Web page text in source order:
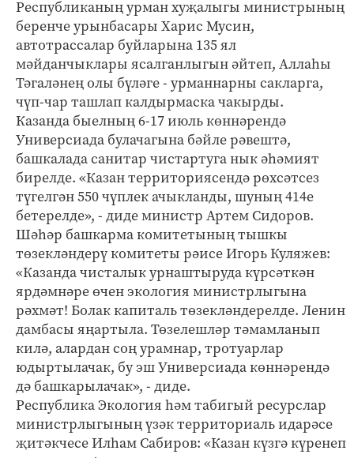
Республиканың урман хуҗалыгы министрының
беренче урынбасары Харис Мусин,
автотрассалар буйларына 135 ял
мәйданчыклары ясалганлыгын әйтеп, Аллаһы
Тәгаләнең олы бүләге - урманнарны сакларга,
чүп-чар ташлап калдырмаска чакырды.
Казанда быелның 6-17 июль көннәрендә
Универсиада булачагына бәйле рәвештә,
башкалада санитар чистартуга нык әһәмият
бирелде. «Казан территориясендә рөхсәтсез
түгелгән 550 чүплек ачыкланды, шуның 414е
бетерелде», - диде министр Артем Сидоров.
Шәһәр башкарма комитетының тышкы
төзекләндерү комитеты рәисе Игорь Куляжев:
«Казанда чисталык урнаштыруда күрсәткән
ярдәмнәре өчен экология министрлыгына
рәхмәт! Болак капиталь төзекләндерелде. Ленин
дамбасы яңартыла. Төзелешләр тәмамланып
килә, алардан соң урамнар, тротуарлар
юдыртылачак, бу эш Универсиада көннәрендә
дә башкарылачак», - диде.
Республика Экология һәм табигый ресурслар
министрлыгының үзәк территориаль идарәсе
җитәкчесе Илһам Сабиров: «Казан күзгә күренеп